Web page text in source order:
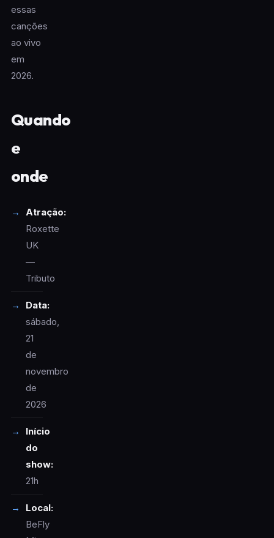
essas
canções
ao vivo
em
2026.
Quando
e
onde
Atração:
Roxette
UK
—
Tributo
Data:
sábado,
21
de
novembro
de
2026
Início
do
show:
21h
Local:
BeFly